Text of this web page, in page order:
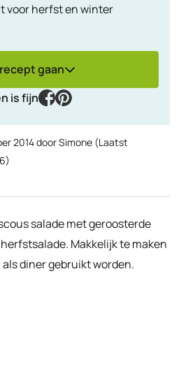
voor herfst en winter
gaan
is fijn
facebook
pinterest
2014doorSimone (Laatst
)
salade met geroosterde
Makkelijk te maken
diner gebruikt worden.